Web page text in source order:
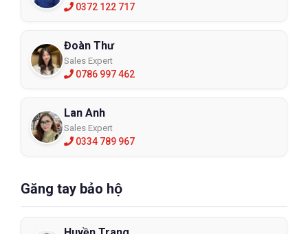
0372 122 717
Đoàn Thư
Sales Expert
0786 997 462
Lan Anh
Sales Expert
0334 789 967
Găng tay bảo hộ